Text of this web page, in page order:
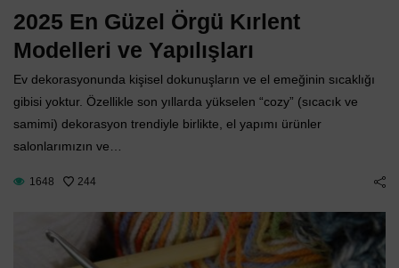
2025 En Güzel Örgü Kırlent
Modelleri ve Yapılışları
Ev dekorasyonunda kişisel dokunuşların ve el emeğinin sıcaklığı
gibisi yoktur. Özellikle son yıllarda yükselen “cozy” (sıcacık ve
samimi) dekorasyon trendiyle birlikte, el yapımı ürünler
salonlarımızın ve…
1648 244